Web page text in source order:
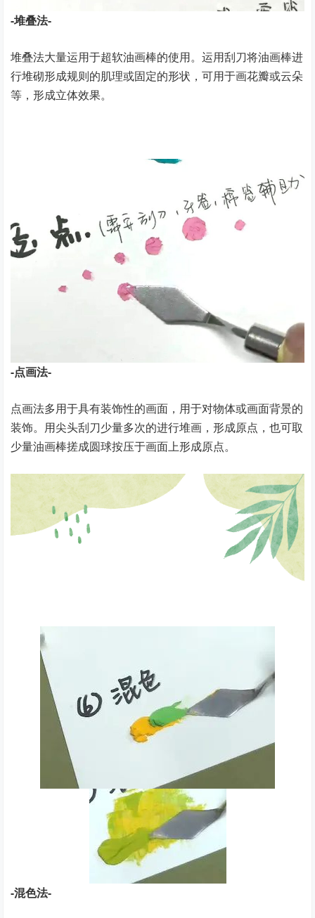
-堆叠法-
堆叠法大量运用于超软油画棒的使用。运用刮刀将油画棒进
行堆砌形成规则的肌理或固定的形状，可用于画花瓣或云朵
等，形成立体效果。
-点画法-
点画法多用于具有装饰性的画面，用于对物体或画面背景的
装饰。用尖头刮刀少量多次的进行堆画，形成原点，也可取
少量油画棒搓成圆球按压于画面上形成原点。
-混色法-